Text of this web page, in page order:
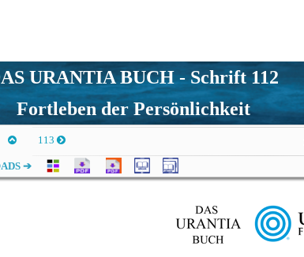
URANTIA BUCH - Schrift 112
Fortleben der Persönlichkeit
113
➔